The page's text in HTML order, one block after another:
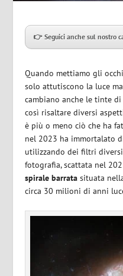
👉 Seguici anche sul nostro
Quando mettiamo gli
solo attutiscono la luce
cambiano anche le tinte di
così risaltare diversi
è più o meno ciò che ha
nel 2023 ha immortalato
utilizzando dei filtri
fotografia, scattata nel
spirale barrata situata
circa 30 milioni di anni